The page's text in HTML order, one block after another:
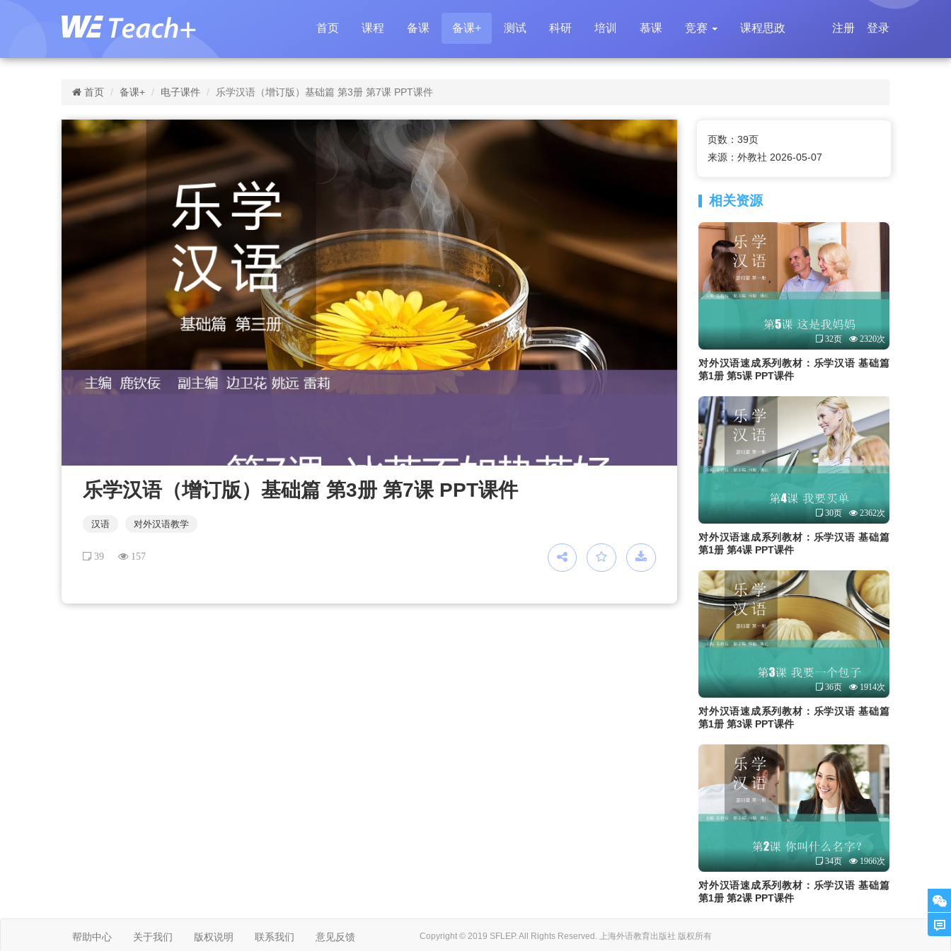
首页 课程 备课 备课+ 测试 科研 培训 慕课 竞赛 课程思政 登录
注册
首页 备课+ 电子课件 乐学汉语（增订版）基础篇 第3册 第7课 PPT课件
乐学汉语（增订版）基础篇 第3册 第7课 PPT课件
汉语 对外汉语教学
39 157
页数：39页
来源：外教社 2026-05-07
相关资源
32页 2320次
对外汉语速成系列教材：乐学汉语 基础篇
第1册 第5课 PPT课件
30页 2362次
对外汉语速成系列教材：乐学汉语 基础篇
第1册 第4课 PPT课件
36页 1914次
对外汉语速成系列教材：乐学汉语 基础篇
第1册 第3课 PPT课件
34页 1966次
对外汉语速成系列教材：乐学汉语 基础篇
第1册 第2课 PPT课件
帮助中心 关于我们 版权说明 联系我们 意见反馈 Copyright © 2019 SFLEP. All Rights Reserved. 上海外语教育出版社 版权所有